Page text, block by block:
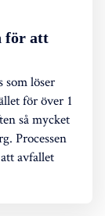
för att
som löser
för över 1
så mycket
Processen
avfallet